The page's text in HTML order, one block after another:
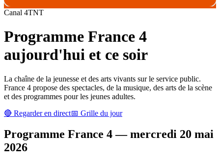
Canal 4TNT
Programme France 4
aujourd'hui et ce soir
La chaîne de la jeunesse et des arts vivants sur le service public.
France 4 propose des spectacles, de la musique, des arts de la scène
et des programmes pour les jeunes adultes.
🔴 Regarder en direct📅 Grille du jour
Programme France 4—mercredi 20 mai
2026